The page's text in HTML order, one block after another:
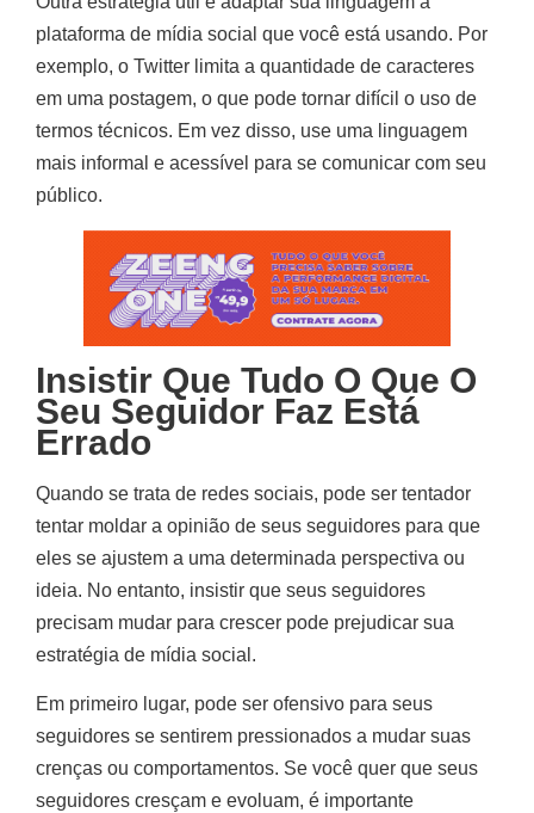
plataforma de mídia social que você está usando. Por
exemplo, o Twitter limita a quantidade de caracteres
em uma postagem, o que pode tornar difícil o uso de
termos técnicos. Em vez disso, use uma linguagem
mais informal e acessível para se comunicar com seu
público.
Insistir Que Tudo O Que O
Seu Seguidor Faz Está
Errado
Quando se trata de redes sociais, pode ser tentador
tentar moldar a opinião de seus seguidores para que
eles se ajustem a uma determinada perspectiva ou
ideia. No entanto, insistir que seus seguidores
precisam mudar para crescer pode prejudicar sua
estratégia de mídia social.
Em primeiro lugar, pode ser ofensivo para seus
seguidores se sentirem pressionados a mudar suas
crenças ou comportamentos. Se você quer que seus
seguidores cresçam e evoluam, é importante